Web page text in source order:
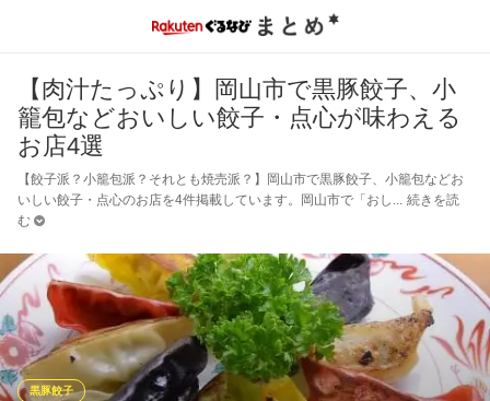
【肉汁たっぷり】岡山市で黒豚餃子、小
籠包などおいしい餃子・点心が味わえる
お店4選
【餃子派？小籠包派？それとも焼売派？】岡山市で黒豚餃子、小籠包などお
いしい餃子・点心のお店を4件掲載しています。岡山市で「おし
続きを読
む
黒豚餃子